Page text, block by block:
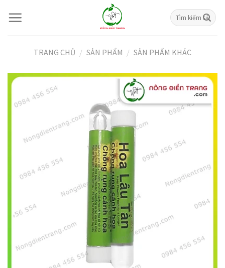
Tìm
kiếm:
TRANG CHỦ / SẢN PHẨM / SẢN PHẨM KHÁC